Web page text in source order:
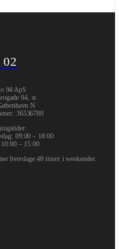
02
94 ApS
94, st
N
: 36536780
09:00 – 18:00
– 15:00
hverdage 48 timer i weekender.